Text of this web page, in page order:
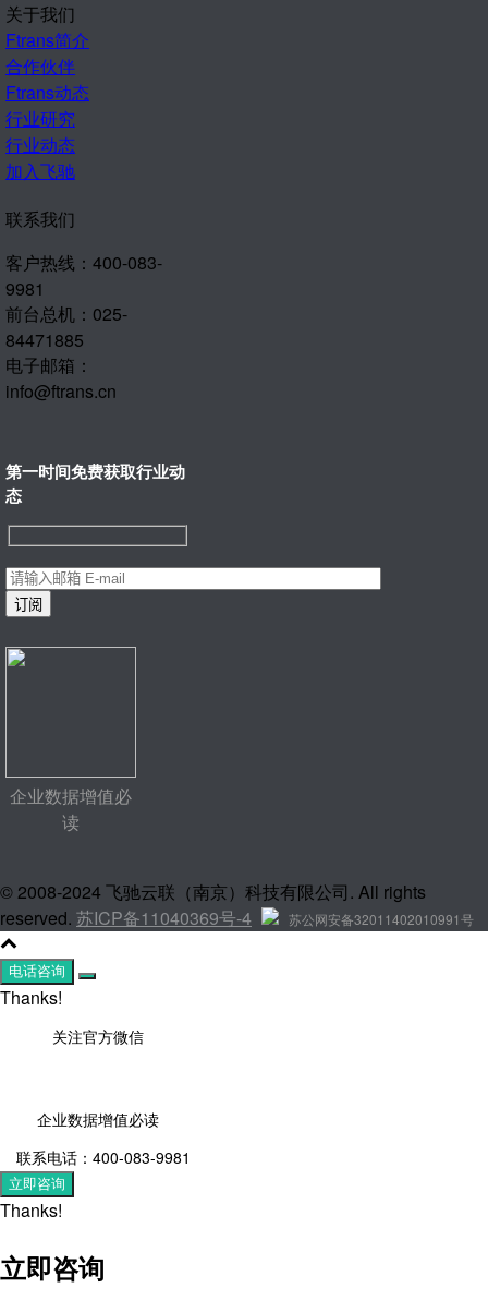
关于我们
Ftrans简介
合作伙伴
Ftrans动态
行业研究
行业动态
加入飞驰
联系我们
客户热线：400-083-
9981
前台总机：025-
84471885
电子邮箱：
info@ftrans.cn
第一时间免费获取行业动
态
企业数据增值必
读
© 2008-2024 飞驰云联（南京）科技有限公司. All rights
reserved. 苏ICP备11040369号-4 苏公网安备32011402010991号
电话咨询
Thanks!
关注官方微信
企业数据增值必读
联系电话：400-083-9981
立即咨询
Thanks!
立即咨询